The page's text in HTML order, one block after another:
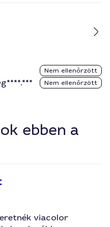
Nem ellenőrzött
Nem ellenőrzött
ebben a
viacolor